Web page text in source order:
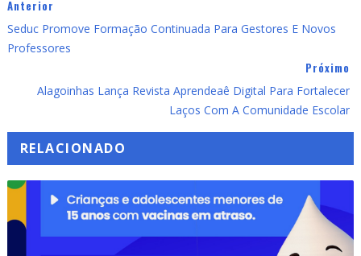
Anterior
Seduc Promove Formação Continuada Para Gestores E Novos
Professores
Próximo
Alagoinhas Lança Revista Aprendeaê Digital Para Fortalecer
Laços Com A Comunidade Escolar
RELACIONADO